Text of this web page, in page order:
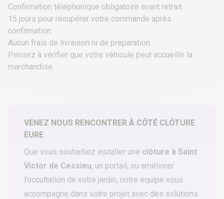
Confirmation téléphonique obligatoire avant retrait
15 jours pour récupérer votre commande après
confirmation.
Aucun frais de livraison ni de préparation.
Pensez à vérifier que votre véhicule peut accueillir la
marchandise.
VENEZ NOUS RENCONTRER À CÔTÉ CLÔTURE
EURE
Que vous souhaitiez installer une clôture à Saint
Victor de Cessieu, un portail, ou améliorer
l’occultation de votre jardin, notre équipe vous
accompagne dans votre projet avec des solutions